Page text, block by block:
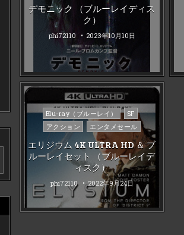
デモニック （ブルーレイディス
ク）
phi72110 2023年10月10日
Posted
in
Blu-ray（ブルーレイ）
SF
アクション
エンタメセール
エリジウム 4K ULTRA HD ＆ ブ
ルーレイセット （ブルーレイデ
ィスク）
phi72110 2022年9月24日